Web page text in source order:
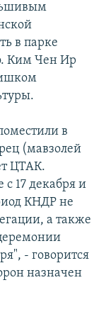
в парке
Ким Чен Ир
в
(мавзолей
ЦТАК.
17 декабря и
КНДР не
а также
- говорится
назначен